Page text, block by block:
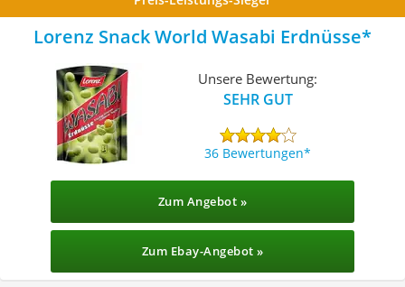
Lorenz Snack World Wasabi Erdnüsse
Unsere Bewertung:
SEHR GUT
36 Bewertungen
Zum Angebot »
Zum Ebay-Angebot »